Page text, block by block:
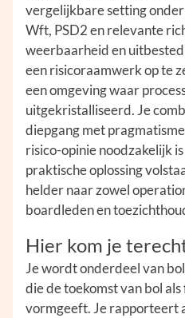
vergelijkbare setting
Wft, PSD2 en relevante
weerbaarheid en
een risicoraamwerk op te
een omgeving waar
uitgekristalliseerd. Je
diepgang met
risico-opinie noodzakelijk
praktische oplossing
helder naar zowel
boardleden en
Hier kom je
Je wordt onderdeel van
die de toekomst van bol
vormgeeft. Je rapporteert